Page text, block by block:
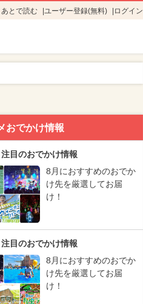
あとで読む ユーザー登録(無料) ログイン
おでかけ情報
注目のおでかけ情報
8月におすすめのおでか
け先を厳選してお届
け！
注目のおでかけ情報
8月におすすめのおでか
け先を厳選してお届
け！